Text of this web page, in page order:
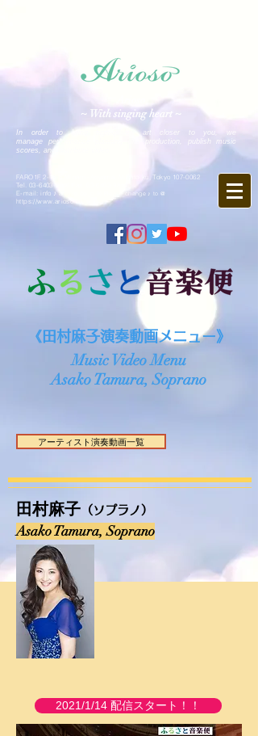
~ With singing heart ~
In order to bring high-quality art closer to you, we
manage performance planning and production, publish music
scores, and distribute video.
FARO1F, 2-15-5 Minami-Aoyama, Minato-ku, Tokyo 107-0062
Tel. 03-6403-9846
E-mail: info ♪ arioso.co.jp
※ Please change ♪ to @
https://www.arioso.co.jp
《田村麻子演奏動画メニュー》
Music Video Menu
​Asako Tamura, Soprano
アーティスト演奏動画一覧
田村麻子 （ソプラノ）
Asako Tamura, Soprano
2021/1/14 配信スタート！！